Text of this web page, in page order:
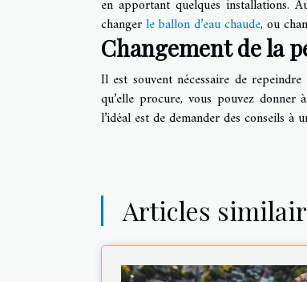
en apportant quelques installations.
changerle ballon d’eau chaude, ou
Changement de la
Il est souvent nécessaire de
qu’elle procure, vous pouvez
l’idéal est de demander des conseils à
Articles